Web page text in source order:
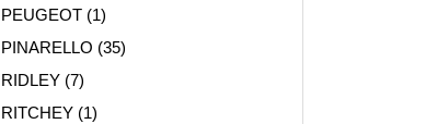
PEUGEOT (1)
PINARELLO (35)
RIDLEY (7)
RITCHEY (1)